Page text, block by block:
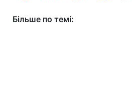
Більше по темі: